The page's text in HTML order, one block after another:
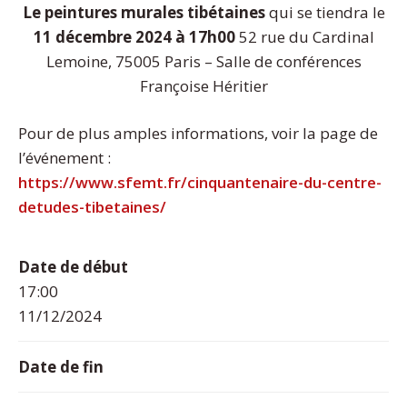
Le peintures murales tibétainesqui se tiendra le
11 décembre 2024 à 17h0052 rue du Cardinal
Lemoine, 75005 Paris – Salle de conférences
Françoise Héritier
Pour de plus amples informations, voir la page de
l’événement :
https://www.sfemt.fr/cinquantenaire-du-centre-
detudes-tibetaines/
Date de début
17:00
11/12/2024
Date de fin